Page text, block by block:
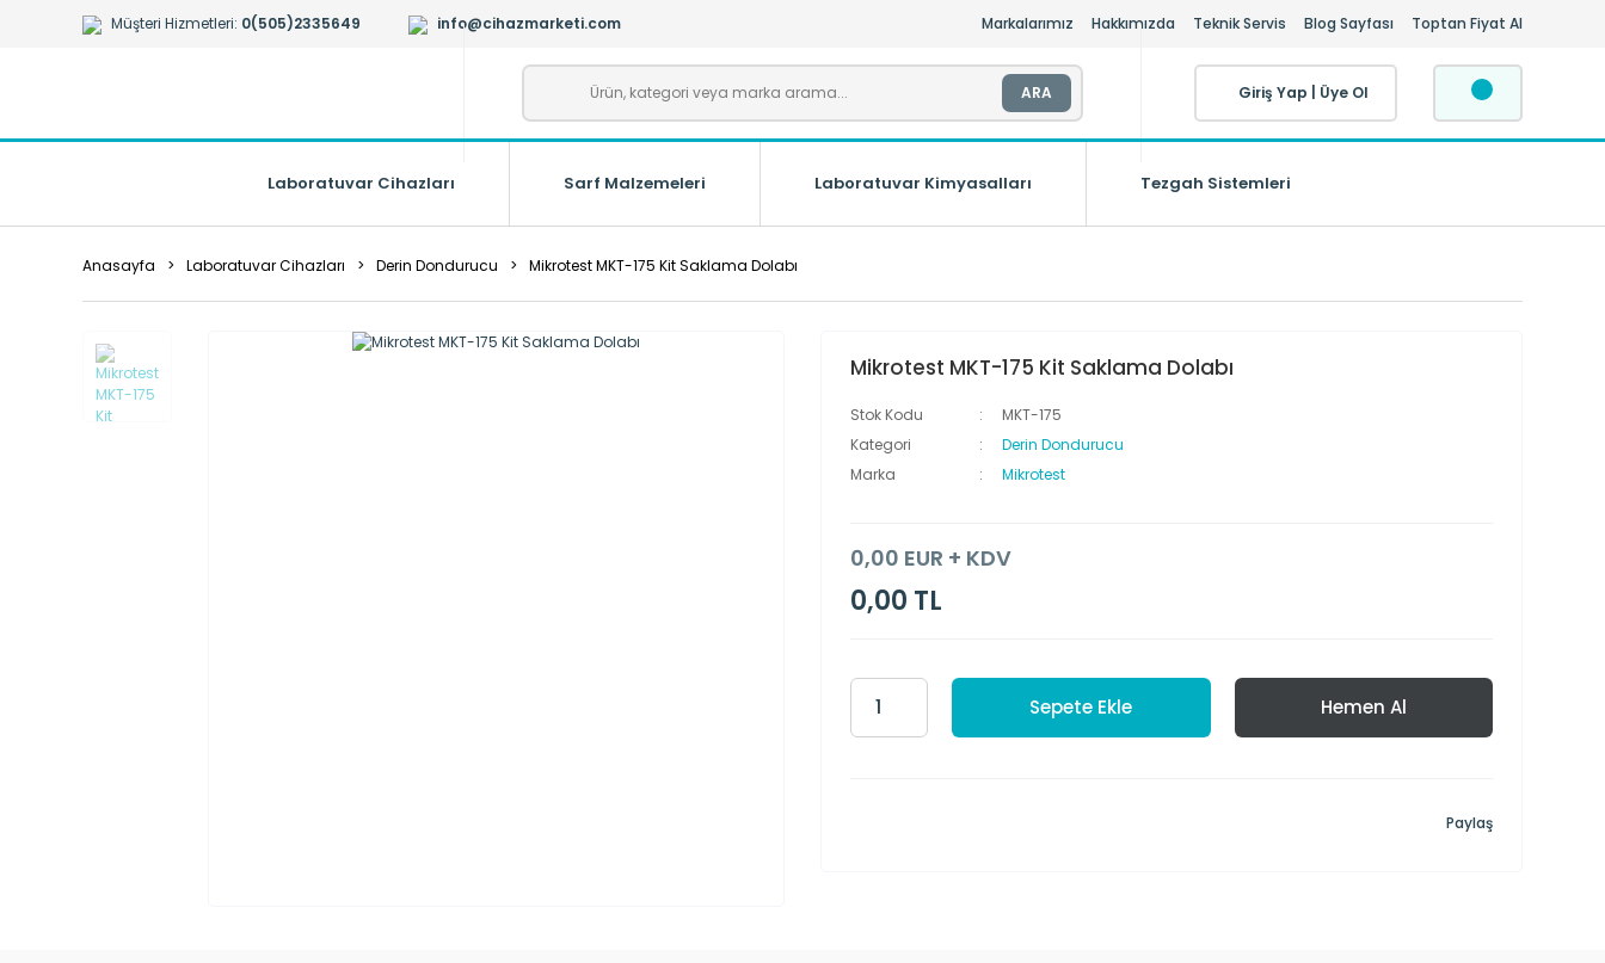
Müşteri Hizmetleri: 0(505)2335649 info@cihazmarketi.com Markalarımız Hakkımızda Teknik Servis Blog Sayfası Toptan Fiyat Al
ARA Giriş Yap Üye Ol
Laboratuvar Cihazları Sarf Malzemeleri Laboratuvar Kimyasalları Tezgah Sistemleri
Anasayfa Laboratuvar Cihazları Derin Dondurucu Mikrotest MKT-175 Kit Saklama Dolabı
Mikrotest MKT-175 Kit Saklama Dolabı
Stok Kodu
MKT-175
Kategori
Derin Dondurucu
Marka
Mikrotest
0,00 EUR + KDV
0,00 TL
Sepete Ekle Hemen Al
Paylaş